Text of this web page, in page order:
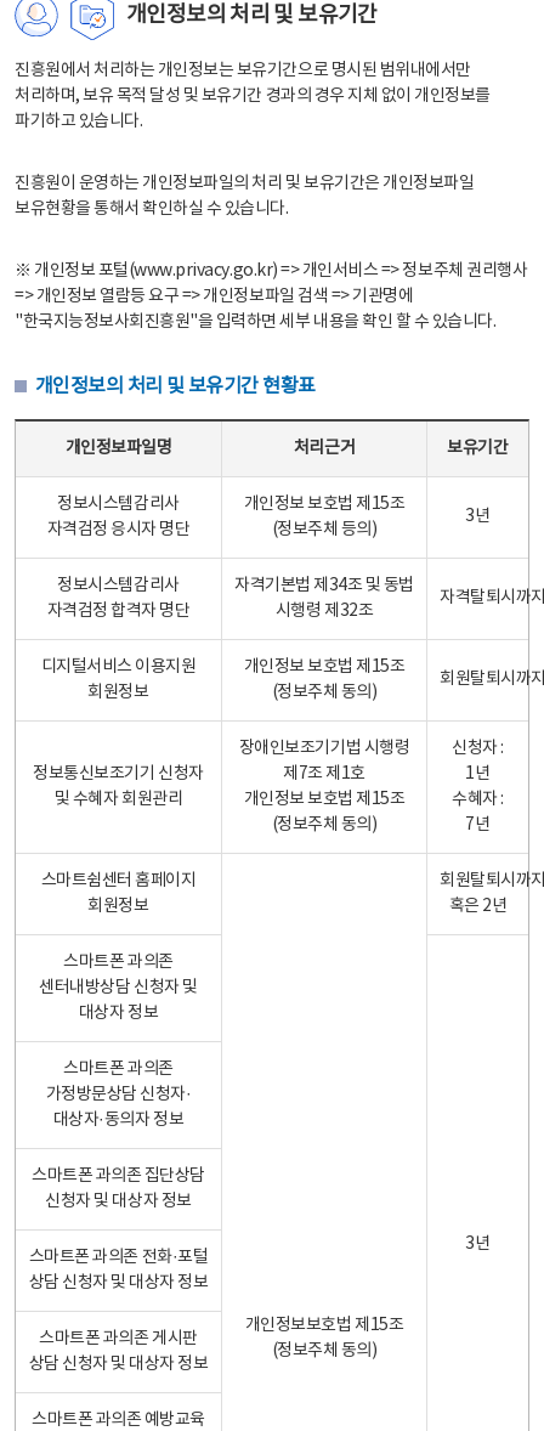
개인정보의 처리 및 보유기간
진흥원에서 처리하는 개인정보는 보유기간으로 명시된 범위내에서만
처리하며, 보유 목적 달성 및 보유기간 경과의 경우 지체 없이 개인정보를
파기하고 있습니다.
진흥원이 운영하는 개인정보파일의 처리 및 보유기간은 개인정보파일
보유현황을 통해서 확인하실 수 있습니다.
※ 개인정보 포털(www.privacy.go.kr) => 개인서비스 => 정보주체 권리행사
=> 개인정보 열람등 요구 => 개인정보파일 검색 => 기관명에
"한국지능정보사회진흥원"을 입력하면 세부 내용을 확인 할 수 있습니다.
개인정보의 처리 및 보유기간 현황표
개인정보파일명 처리근거 보유기간
정보시스템감리사
자격검정 응시자 명단
개인정보 보호법 제15조
(정보주체 등의)
3년
정보시스템감리사
자격검정 합격자 명단
자격기본법 제34조 및 동법
시행령 제32조
자격탈퇴시까
디지털서비스 이용지원
회원정보
개인정보 보호법 제15조
(정보주체 동의)
회원탈퇴시까
정보통신보조기기 신청자
및 수혜자 회원관리
장애인보조기기법 시행령
제7조 제1호
개인정보 보호법 제15조
(정보주체 동의)
신청자 :
1년
수혜자 :
7년
스마트쉼센터 홈페이지
회원정보
개인정보보호법 제15조
(정보주체 동의)
회원탈퇴시까
혹은 2년
스마트폰 과의존
센터내방상담 신청자 및
대상자 정보
3년
스마트폰 과의존
가정방문상담 신청자·
대상자·동의자 정보
스마트폰 과의존 집단상담
신청자 및 대상자 정보
스마트폰 과의존 전화·포털
상담 신청자 및 대상자 정보
스마트폰 과의존 게시판
상담 신청자 및 대상자 정보
스마트폰 과의존 예방교육